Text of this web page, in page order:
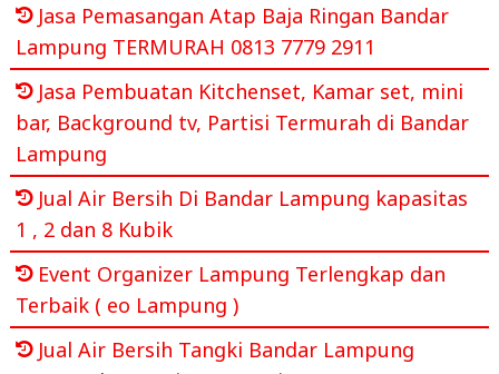
Jasa Pemasangan Atap Baja Ringan Bandar
Lampung TERMURAH 0813 7779 2911
Jasa Pembuatan Kitchenset, Kamar set, mini
bar, Background tv, Partisi Termurah di Bandar
Lampung
Jual Air Bersih Di Bandar Lampung kapasitas
1 , 2 dan 8 Kubik
Event Organizer Lampung Terlengkap dan
Terbaik ( eo Lampung )
Jual Air Bersih Tangki Bandar Lampung